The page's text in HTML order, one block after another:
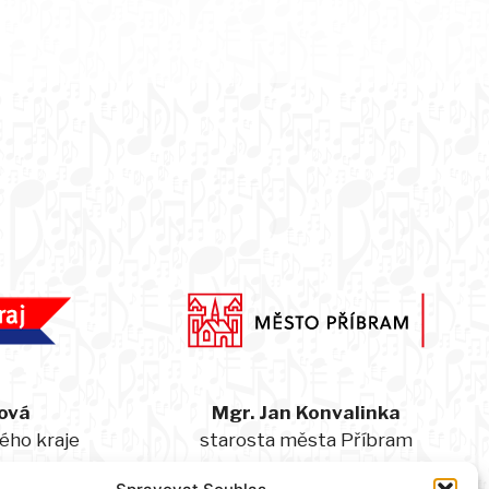
kraje
Mgr. Jan Konvalinka
starosta města Příbram